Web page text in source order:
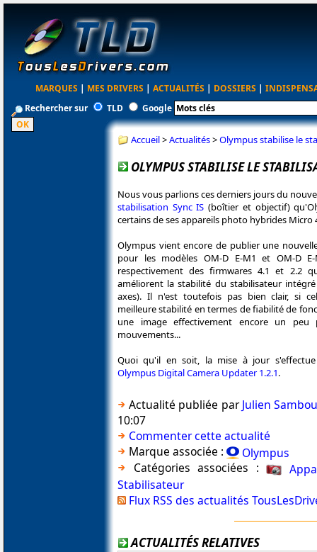
MARQUES | MES DRIVERS | ACTUALITÉS | DOSSIERS |
Rechercher sur
TLD Google
Accueil>Actualités>Olympus stabilise le
OLYMPUS STABILISE LE
Nous vous parlions ces derniers jours du
stabilisation Sync IS (boîtier et objectif)
certains de ses appareils photo hybrides Micro
Olympus vient encore de publier une
pour les modèles OM-D E-M1 et OM-D
respectivement des firmwares 4.1 et 2.2
améliorent la stabilité du stabilisateur
axes). Il n'est toutefois pas bien clair, si
meilleure stabilité en termes de fiabilité de
une image effectivement encore un peu
mouvements...
Quoi qu'il en soit, la mise à jour
Olympus Digital Camera Updater 1.2.1.
Actualité publiée parJulien
10:07
Commenter cette actualité
Marque associée :
Olympus
Catégories associées :
Stabilisateur
Flux RSS des actualités
ACTUALITÉS RELATIVES